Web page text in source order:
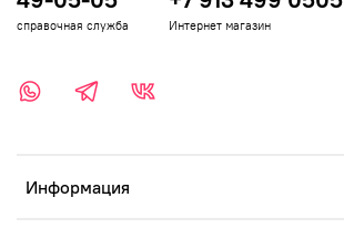
Информация
справочная служба Интернет магазин